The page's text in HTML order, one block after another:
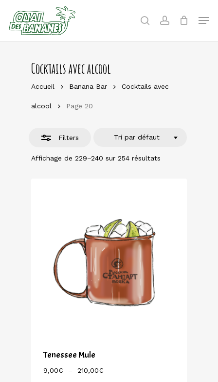
main
content
searchaccount
Cocktails avec alcool
Accueil Banana Bar Cocktails avec
alcool Page 20
Filters
Affichage de 229–240 sur 254 résultats
Tri par défaut
Close
Tenessee Mule
9,00€ – 210,00€